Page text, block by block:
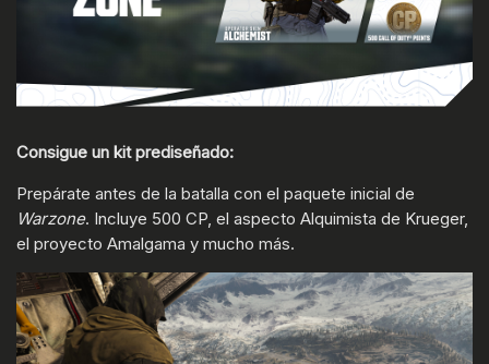
Consigue un kit prediseñado:
Prepárate antes de la batalla con el paquete inicial de
Warzone. Incluye 500 CP, el aspecto Alquimista de Krueger,
el proyecto Amalgama y mucho más.